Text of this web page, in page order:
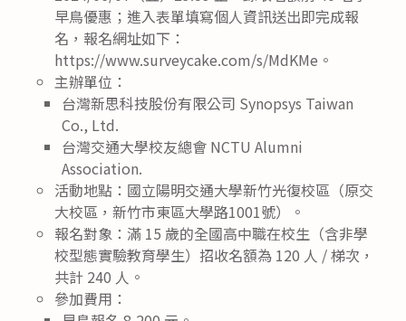
早鳥優惠；進入表單填寫個人資訊送出即完成報
名，報名網址如下：
https://www.surveycake.com/s/MdKMe。
主辦單位：
台灣新思科技股份有限公司 Synopsys Taiwan
Co., Ltd.
台灣交通大學校友總會 NCTU Alumni
Association.
活動地點：國立陽明交通大學新竹光復校區（原交
大校區，新竹市東區大學路1001號）。
報名對象：滿 15 歲的全國高中職在校生（含非學
校型態實驗教育學生）招收名額為 120 人 / 梯次，
共計 240 人。
參加費用：